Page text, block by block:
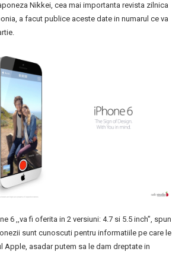
Nikkei, cea mai importanta revista zilnica
a facut publice aceste date in numarul ce va
6 ,,va fi oferita in 2 versiuni: 4.7 si 5.5 inch”, spun
sunt cunoscuti pentru informatiile pe care le
Apple, asadar putem sa le dam dreptate in